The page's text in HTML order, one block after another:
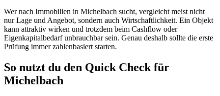
Wer nach Immobilien in Michelbach sucht, vergleicht meist nicht
nur Lage und Angebot, sondern auch Wirtschaftlichkeit. Ein Objekt
kann attraktiv wirken und trotzdem beim Cashflow oder
Eigenkapitalbedarf unbrauchbar sein. Genau deshalb sollte die erste
Prüfung immer zahlenbasiert starten.
So nutzt du den Quick Check für
Michelbach